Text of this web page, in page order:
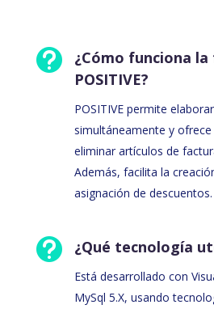

¿Cómo funciona
POSITIVE?
POSITIVE permite
simultáneamente y
eliminar artículos de
Además, facilita la
asignación de descuentos.
 ¿Qué tecnología
Está desarrollado con
MySql 5.X, usando